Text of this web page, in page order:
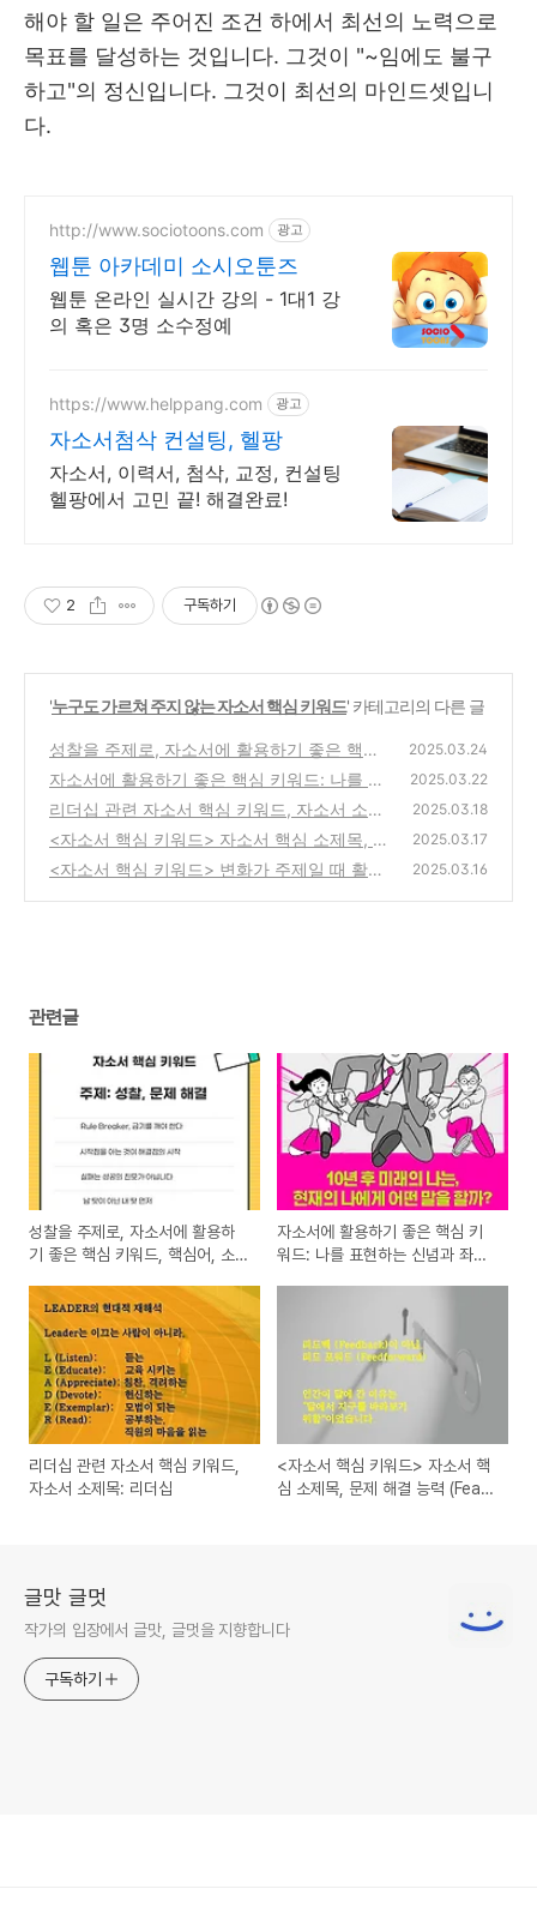
해야 할 일은 주어진 조건 하에서 최선의 노력으로
목표를 달성하는 것입니다. 그것이 "~임에도 불구
하고"의 정신입니다. 그것이 최선의 마인드셋입니
다.
http://www.sociotoons.com 광고
웹툰 아카데미 소시오툰즈
웹툰 온라인 실시간 강의 - 1대1 강
의 혹은 3명 소수정예
https://www.helppang.com 광고
자소서첨삭 컨설팅, 헬팡
자소서, 이력서, 첨삭, 교정, 컨설팅
헬팡에서 고민 끝! 해결완료!
2 구독하기
'누구도 가르쳐 주지 않는 자소서 핵심 키워드' 카테고리의 다른 글
성찰을 주제로, 자소서에 활용하기 좋은 핵심
키워드, 핵심어, 소제목 활용도 좋은 핵심어
2025.03.24
자소서에 활용하기 좋은 핵심 키워드: 나를 표
현하는 신념과 좌우명
(0)
2025.03.22
리더십 관련 자소서 핵심 키워드, 자소서 소제
목: 리더십
(0)
2025.03.18
<자소서 핵심 키워드> 자소서 핵심 소제목, 문
제 해결 능력 (Feat. 피드백, 피드 포워드)
(0)
2025.03.17
<자소서 핵심 키워드> 변화가 주제일 때 활용
2025.03.16
관련글
성찰을 주제로, 자소서에 활용하
기 좋은 핵심 키워드, 핵심어, 소
자소서에 활용하기 좋은 핵심 키
워드: 나를 표현하는 신념과 좌우
리더십 관련 자소서 핵심 키워드,
자소서 소제목: 리더십
<자소서 핵심 키워드> 자소서 핵
심 소제목, 문제 해결 능력 (Feat.
글맛 글멋
작가의 입장에서 글맛, 글멋을 지향합니다
구독하기